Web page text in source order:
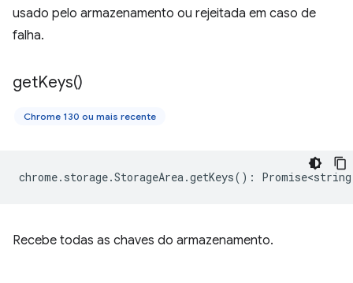
usado pelo armazenamento ou rejeitada em caso de
falha.
getKeys()
Chrome 130 ou mais recente
chrome. storage.StorageArea.getKeys() : Promise<string
Recebe todas as chaves do armazenamento.